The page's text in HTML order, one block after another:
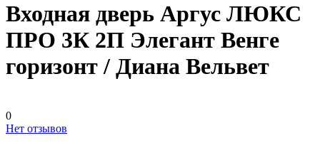
Входная дверь Аргус ЛЮКС
ПРО 3К 2П Элегант Венге
горизонт / Диана Вельвет
0
Нет отзывов